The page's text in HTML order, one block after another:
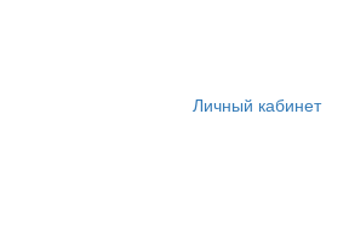
Личный кабинет